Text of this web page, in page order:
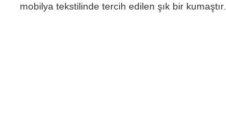
mobilya tekstilinde tercih edilen şık bir kumaştır.